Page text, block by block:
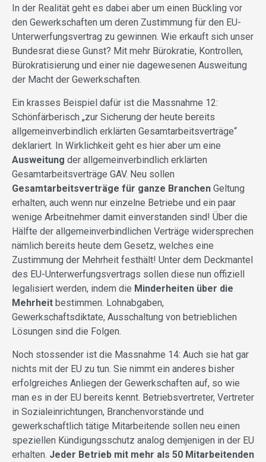
In der Realität geht es dabei aber um einen Bückling vor
den Gewerkschaften um deren Zustimmung für den EU-
Unterwerfungsvertrag zu gewinnen. Wie erkauft sich unser
Bundesrat diese Gunst? Mit mehr Bürokratie, Kontrollen,
Bürokratisierung und einer nie dagewesenen Ausweitung
der Macht der Gewerkschaften.
Ein krasses Beispiel dafür ist die Massnahme 12:
Schönfärberisch „zur Sicherung der heute bereits
allgemeinverbindlich erklärten Gesamtarbeitsverträge“
deklariert. In Wirklichkeit geht es hier aber um eine
Ausweitung der allgemeinverbindlich erklärten
Gesamtarbeitsverträge GAV. Neu sollen
Gesamtarbeitsverträge für ganze Branchen Geltung
erhalten, auch wenn nur einzelne Betriebe und ein paar
wenige Arbeitnehmer damit einverstanden sind! Über die
Hälfte der allgemeinverbindlichen Verträge widersprechen
nämlich bereits heute dem Gesetz, welches eine
Zustimmung der Mehrheit festhält! Unter dem Deckmantel
des EU-Unterwerfungsvertrags sollen diese nun offiziell
legalisiert werden, indem die Minderheiten über die
Mehrheit bestimmen. Lohnabgaben,
Gewerkschaftsdiktate, Ausschaltung von betrieblichen
Lösungen sind die Folgen.
Noch stossender ist die Massnahme 14: Auch sie hat gar
nichts mit der EU zu tun. Sie nimmt ein anderes bisher
erfolgreiches Anliegen der Gewerkschaften auf, so wie
man es in der EU bereits kennt. Betriebsvertreter, Vertreter
in Sozialeinrichtungen, Branchenvorstände und
gewerkschaftlich tätige Mitarbeitende sollen neu einen
speziellen Kündigungsschutz analog demjenigen in der EU
erhalten. Jeder Betrieb mit mehr als 50 Mitarbeitenden